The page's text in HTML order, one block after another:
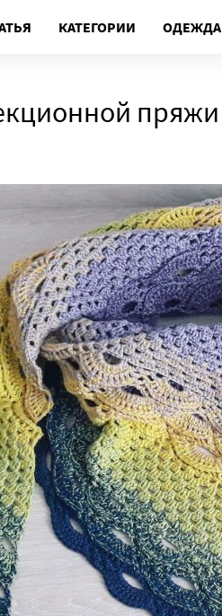
КАТЕГОРИИ ОДЕЖДА
пряжи